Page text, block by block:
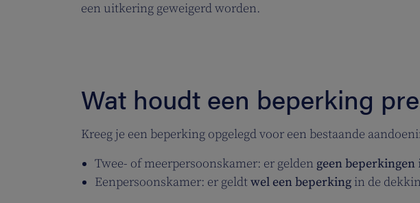
een uitkering geweigerd worden.
Wat houdt een beperking
Kreeg je een beperking opgelegd voor een bestaande
Twee- of meerpersoonskamer: er gelden geen beperkingen
Eenpersoonskamer: er geldtwel een beperking in de